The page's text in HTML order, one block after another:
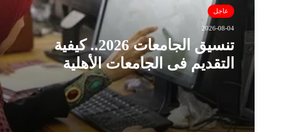
عاجل
2026-08-04
تنسيق الجامعات 2026.. كيفية
التقديم فى الجامعات الأهلية
والقائمة المعتمدة؟